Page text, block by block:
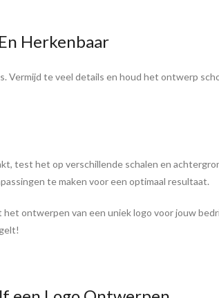
Herkenbaar
Vermijd te veel details en houd het ontwerp
test het op verschillende schalen en
te maken voor een optimaal resultaat.
het ontwerpen van een uniek logo voor jouw